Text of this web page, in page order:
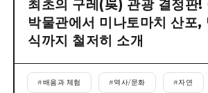
최초의 구레(吳) 관광 결정판!
박물관에서 미나토마치 산포,
식까지 철저히 소개
#배움과 체험 #역사/문화 #자연